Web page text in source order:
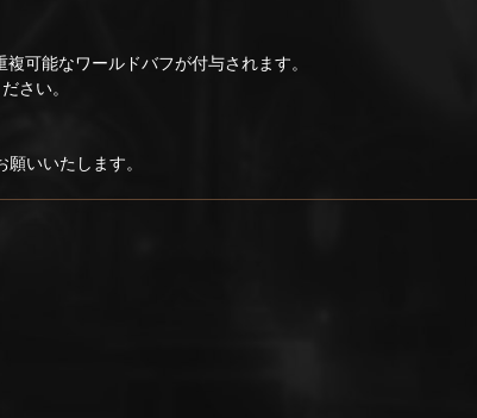
可能なワールドバフが付与されます。
さい。
いいたします。